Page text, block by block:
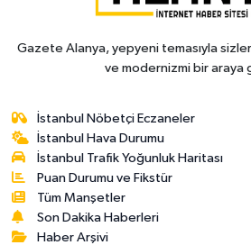
Gazete Alanya, yepyeni temasıyla
ve modernizmi bir araya
İstanbul Nöbetçi Eczaneler
İstanbul Hava Durumu
İstanbul Trafik Yoğunluk Haritası
Puan Durumu ve Fikstür
Tüm Manşetler
Son Dakika Haberleri
Haber Arşivi